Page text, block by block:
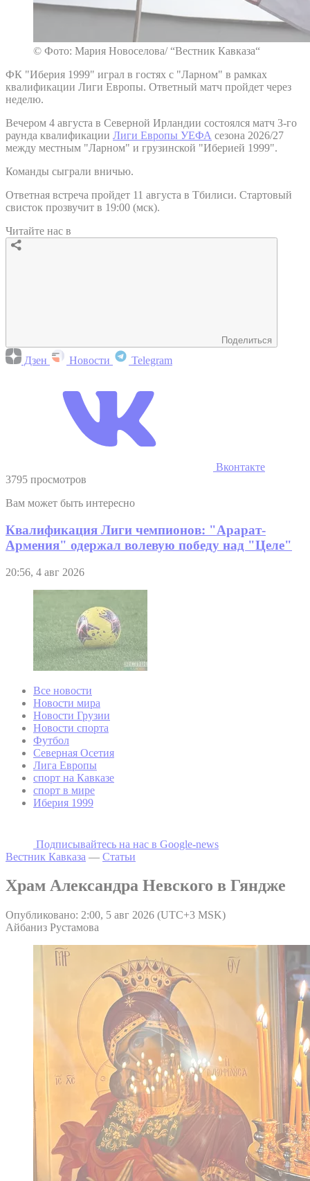
© Фото: Мария Новоселова/ “Вестник Кавказа“
ФК "Иберия 1999" играл в гостях с "Ларном" в рамках
квалификации Лиги Европы. Ответный матч пройдет через
неделю.
Вечером 4 августа в Северной Ирландии состоялся матч 3-го
раунда квалификации Лиги Европы УЕФА сезона 2026/27
между местным "Ларном" и грузинской "Иберией 1999".
Команды сыграли вничью.
Ответная встреча пройдет 11 августа в Тбилиси. Стартовый
свисток прозвучит в 19:00 (мск).
Читайте нас в
Поделиться
Дзен Новости Telegram
Вконтакте
3795 просмотров
Вам может быть интересно
Квалификация Лиги чемпионов: "Арарат-
Армения" одержал волевую победу над "Целе"
20:56, 4 авг 2026
Все новости
Новости мира
Новости Грузии
Новости спорта
Футбол
Северная Осетия
Лига Европы
спорт на Кавказе
спорт в мире
Иберия 1999
Подписывайтесь на наc в Google-news
Вестник Кавказа — Статьи
Храм Александра Невского в Гяндже
Опубликовано: 2:00, 5 авг 2026 (UTC+3 MSK)
Айбаниз Рустамова